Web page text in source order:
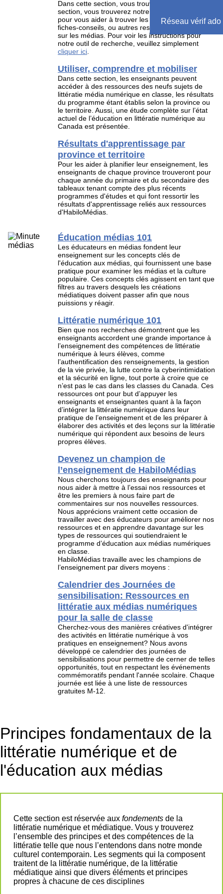
Réseau vérif ado
Dans cette section, vous trouverez : Dans cette
section, vous trouverez notre outil de recherche
pour vous aider à trouver les plans de leçons,
fiches-conseils, ou autres ressources touchant
sur les médias. Pour voir les instructions pour
notre outil de recherche, veuillez simplement
cliquer ici
Utiliser, comprendre et mobiliser
Dans cette section, les enseignants peuvent
accéder à des ressources des neufs sujets de
littératie média numérique en classe, les résultats
du programme étant établis selon la province ou
le territoire. Aussi, une étude complète sur l’état
actuel de l’éducation en littératie numérique au
Canada est présentée.
Résultats d'apprentissage par
province et territoire
Pour les aider à planifier leur enseignement, les
enseignants de chaque province trouveront pour
chaque année du primaire et du secondaire des
tableaux tenant compte des plus récents
programmes d'études et qui font ressortir les
résultats d'apprentissage reliés aux ressources
d'HabiloMédias.
Éducation médias 101
Les éducateurs en médias fondent leur
enseignement sur ​​les concepts clés de
l'éducation aux médias, qui fournissent une base
pratique pour examiner les médias et la culture
populaire. Ces concepts clés agissent en tant que
filtres au travers desquels les créations
médiatiques doivent passer afin que nous
puissions y réagir.
Littératie numérique 101
Bien que nos recherches démontrent que les
enseignants accordent une grande importance à
l’enseignement des compétences de littératie
numérique à leurs élèves, comme
l’authentification des renseignements, la gestion
de la vie privée, la lutte contre la cyberintimidation
et la sécurité en ligne, tout porte à croire que ce
n’est pas le cas dans les classes du Canada. Ces
ressources ont pour but d’appuyer les
enseignants et enseignantes quant à la façon
d’intégrer la littératie numérique dans leur
pratique de l’enseignement et de les préparer à
élaborer des activités et des leçons sur la littératie
numérique qui répondent aux besoins de leurs
propres élèves.
Devenez un champion de
l’enseignement de HabiloMédias
Nous cherchons toujours des enseignants pour
nous aider à mettre à l’essai nos ressources et
être les premiers à nous faire part de
commentaires sur nos nouvelles ressources.
Nous apprécions vraiment cette occasion de
travailler avec des éducateurs pour améliorer nos
ressources et en apprendre davantage sur les
types de ressources qui soutiendraient le
programme d’éducation aux médias numériques
en classe.
HabiloMédias travaille avec les champions de
l’enseignement par divers moyens :
Calendrier des Journées de
sensibilisation: Ressources en
littératie aux médias numériques
pour la salle de classe
Cherchez-vous des manières créatives d'intégrer
des activités en littératie numérique à vos
pratiques en enseignement? Nous avons
développé ce calendrier des journées de
sensibilisations pour permettre de cerner de telles
opportunités, tout en respectant les événements
commémoratifs pendant l'année scolaire. Chaque
journée est liée à une liste de ressources
gratuites M-12.
Principes fondamentaux de la
littératie numérique et de
l'éducation aux médias
Cette section est réservée aux fondements de la
littératie numérique et médiatique. Vous y trouverez
l’ensemble des principes et des compétences de la
littératie telle que nous l’entendons dans notre monde
culturel contemporain. Les segments qui la composent
traitent de la littératie numérique, de la littératie
médiatique ainsi que divers éléments et principes
propres à chacune de ces disciplines